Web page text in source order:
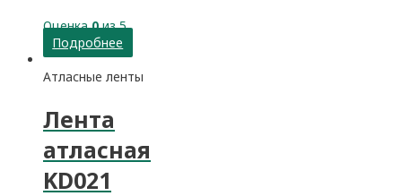
Оценка0из 5
Подробнее
Атласные ленты
Лента
атласная
KD021